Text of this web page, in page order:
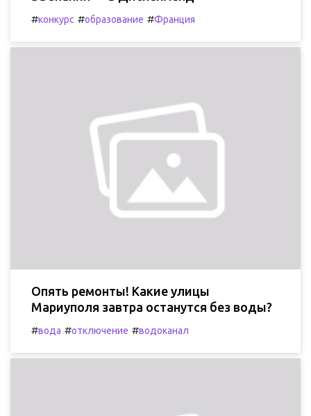
#конкурс #образование #Франция
Опять ремонты! Какие улицы
Мариуполя завтра останутся без воды?
#вода #отключение #водоканал